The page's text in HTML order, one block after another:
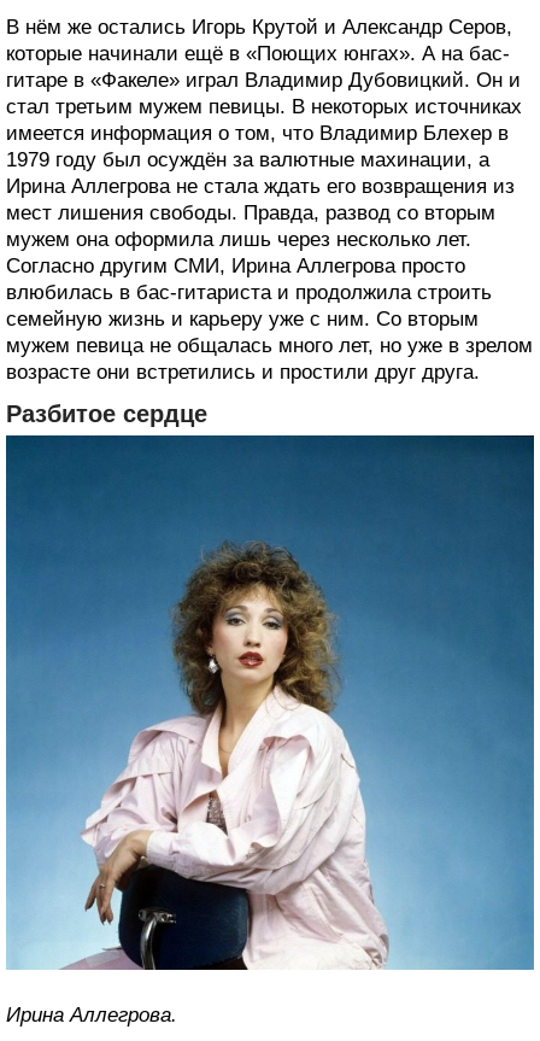
В нём же остались Игорь Крутой и Александр Серов,
которые начинали ещё в «Поющих юнгах». А на бас-
гитаре в «Факеле» играл Владимир Дубовицкий. Он и
стал третьим мужем певицы. В некоторых источниках
имеется информация о том, что Владимир Блехер в
1979 году был осуждён за валютные махинации, а
Ирина Аллегрова не стала ждать его возвращения из
мест лишения свободы. Правда, развод со вторым
мужем она оформила лишь через несколько лет.
Согласно другим СМИ, Ирина Аллегрова просто
влюбилась в бас-гитариста и продолжила строить
семейную жизнь и карьеру уже с ним. Со вторым
мужем певица не общалась много лет, но уже в зрелом
возрасте они встретились и простили друг друга.
Разбитое сердце
Ирина Аллегрова.